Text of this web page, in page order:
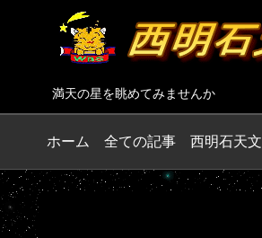
満天の星を眺めてみませんか
ホーム 全ての記事 西明石天